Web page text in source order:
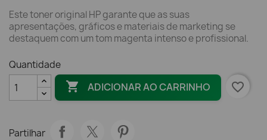
Este toner original HP garante que as suas
apresentações, gráficos e materiais de marketing se
destaquem com um tom magenta intenso e profissional.
Quantidade
 ADICIONAR AO CARRINHO favorite_border
Partilhar